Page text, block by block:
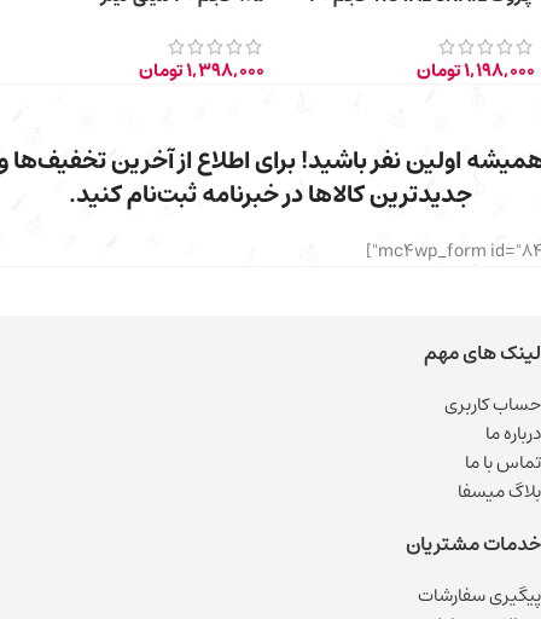
1,198,000تومان 1,398,000تومان
اولین نفر باشید! برای اطلاع از آخرین تخفیف‌ها
جدیدترین کالاها در خبرنامه ثبت‌نام کنید.
لینک های مهم
حساب کاربری
درباره ما
تماس با ما
بلاگ میسفا
خدمات مشتریان
پیگیری سفارشات